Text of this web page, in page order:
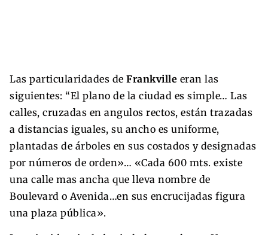
Las particularidades de Frankville eran las
siguientes: “El plano de la ciudad es simple… Las
calles, cruzadas en angulos rectos, están trazadas
a distancias iguales, su ancho es uniforme,
plantadas de árboles en sus costados y designadas
por números de orden»… «Cada 600 mts. existe
una calle mas ancha que lleva nombre de
Boulevard o Avenida…en sus encrucijadas figura
una plaza pública».